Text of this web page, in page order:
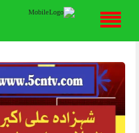
content